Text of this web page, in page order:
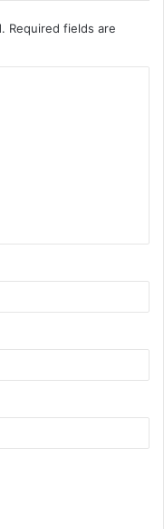
Required fields are